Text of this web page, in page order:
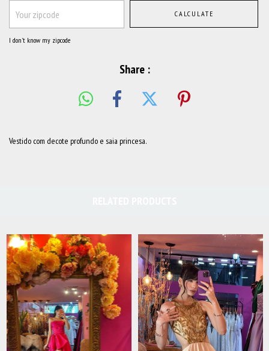
CALCULATE
I don't know my zipcode
Share :
Vestido com decote profundo e saia princesa.